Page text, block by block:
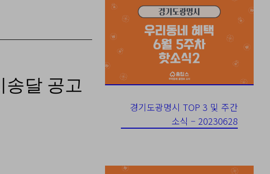
송달 공고
경기도광명시 TOP 3 및 주간
소식 – 20230628